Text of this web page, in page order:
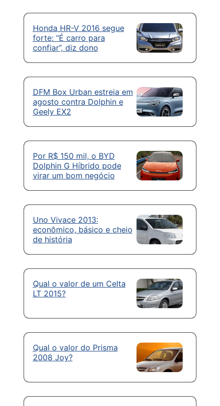
Honda HR-V 2016 segue
forte: “É carro para
confiar”, diz dono
DFM Box Urban estreia em
agosto contra Dolphin e
Geely EX2
Por R$ 150 mil, o BYD
Dolphin G Híbrido pode
virar um bom negócio
Uno Vivace 2013:
econômico, básico e cheio
de história
Qual o valor de um Celta
LT 2015?
Qual o valor do Prisma
2008 Joy?